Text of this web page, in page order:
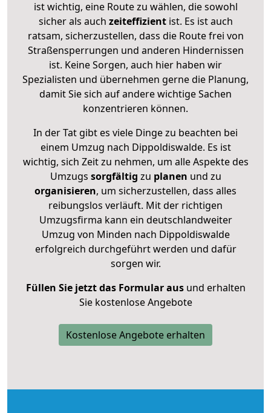
ist wichtig, eine Route zu wählen, die sowohl
sicher als auch zeiteffizientist. Es ist auch
ratsam, sicherzustellen, dass die Route frei von
Straßensperrungen und anderen Hindernissen
ist. Keine Sorgen, auch hier haben wir
Spezialisten und übernehmen gerne die Planung,
damit Sie sich auf andere wichtige Sachen
konzentrieren können.
In der Tat gibt es viele Dinge zu beachten bei
einem Umzug nach Dippoldiswalde. Es ist
wichtig, sich Zeit zu nehmen, um alle Aspekte des
Umzugs sorgfältig zu planen und zu
organisieren, um sicherzustellen, dass alles
reibungslos verläuft. Mit der richtigen
Umzugsfirma kann ein deutschlandweiter
Umzug von Minden nach Dippoldiswalde
erfolgreich durchgeführt werden und dafür
sorgen wir.
Füllen Sie jetzt das Formular ausund erhalten
Sie kostenlose Angebote
Kostenlose Angebote erhalten